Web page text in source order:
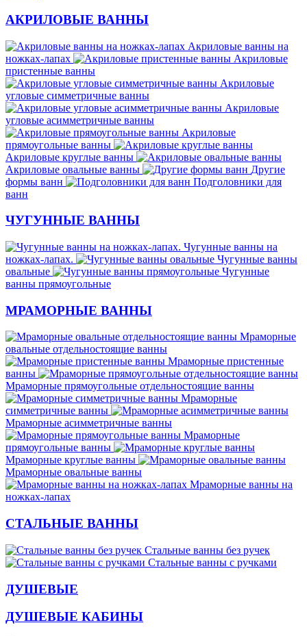
АКРИЛОВЫЕ ВАННЫ
Акриловые ванны на
ножках-лапах
Акриловые
пристенные ванны
Акриловые
угловые симметричные ванны
Акриловые
угловые асимметричные ванны
Акриловые
прямоугольные ванны
Акриловые круглые ванны
Акриловые овальные ванны
Другие
формы ванн
Подголовники для
ванн
ЧУГУННЫЕ ВАННЫ
Чугунные ванны на
ножках-лапах.
Чугунные ванны
овальные
Чугунные
ванны прямоугольные
МРАМОРНЫЕ ВАННЫ
Мраморные
овальные отдельностоящие ванны
Мраморные пристенные
ванны
Мраморные прямоугольные отдельностоящие ванны
Мраморные
симметричные ванны
Мраморные асимметричные ванны
Мраморные
прямоугольные ванны
Мраморные круглые ванны
Мраморные овальные ванны
Мраморные ванны на
ножках-лапах
СТАЛЬНЫЕ ВАННЫ
Стальные ванны без ручек
Стальные ванны с ручками
ДУШЕВЫЕ
ДУШЕВЫЕ КАБИНЫ